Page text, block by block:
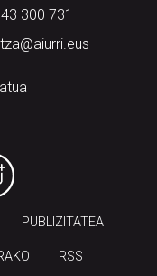
300 731
PUBLIZITATEA
RSS